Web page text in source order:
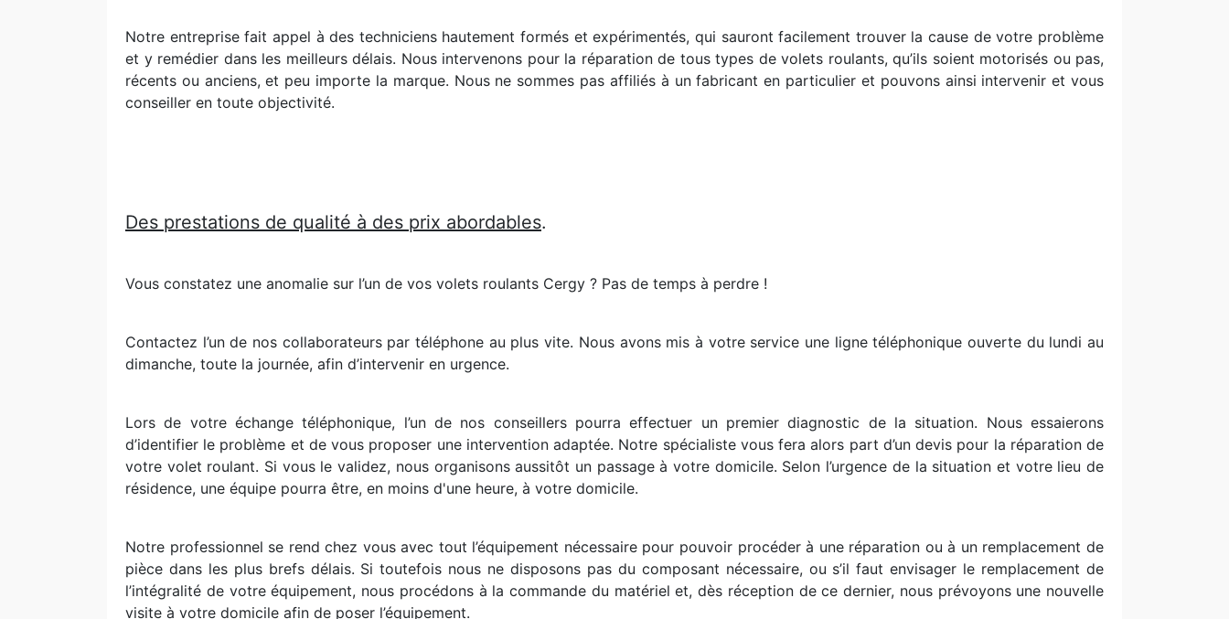
Notre entreprise fait appel à des techniciens hautement formés et expérimentés, qui sauront facilement trouver la cause de votre problème
et y remédier dans les meilleurs délais. Nous intervenons pour la réparation de tous types de volets roulants, qu’ils soient motorisés ou pas,
récents ou anciens, et peu importe la marque. Nous ne sommes pas affiliés à un fabricant en particulier et pouvons ainsi intervenir et vous
conseiller en toute objectivité.
Des prestations de qualité à des prix abordables.
Vous constatez une anomalie sur l’un de vos volets roulants Cergy ? Pas de temps à perdre !
Contactez l’un de nos collaborateurs par téléphone au plus vite. Nous avons mis à votre service une ligne téléphonique ouverte du lundi au
dimanche, toute la journée, afin d’intervenir en urgence.
Lors de votre échange téléphonique, l’un de nos conseillers pourra effectuer un premier diagnostic de la situation. Nous essaierons
d’identifier le problème et de vous proposer une intervention adaptée. Notre spécialiste vous fera alors part d’un devis pour la réparation de
votre volet roulant. Si vous le validez, nous organisons aussitôt un passage à votre domicile. Selon l’urgence de la situation et votre lieu de
résidence, une équipe pourra être, en moins d'une heure, à votre domicile.
Notre professionnel se rend chez vous avec tout l’équipement nécessaire pour pouvoir procéder à une réparation ou à un remplacement de
pièce dans les plus brefs délais. Si toutefois nous ne disposons pas du composant nécessaire, ou s’il faut envisager le remplacement de
l’intégralité de votre équipement, nous procédons à la commande du matériel et, dès réception de ce dernier, nous prévoyons une nouvelle
visite à votre domicile afin de poser l’équipement.